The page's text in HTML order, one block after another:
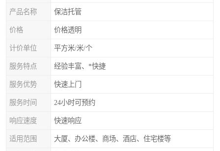
产品名称 保洁托管
价格 价格透明
计价单位 平方米/米/个
服务特点 经验丰富、*快捷
服务优势 快速上门
服务时间 24小时可预约
响应速度 快速响应
适用范围 大厦、办公楼、商场、酒店、住宅楼等